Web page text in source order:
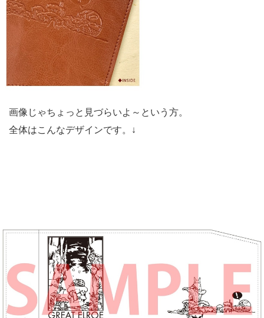
画像じゃちょっと見づらいよ～という方。
全体はこんなデザインです。↓